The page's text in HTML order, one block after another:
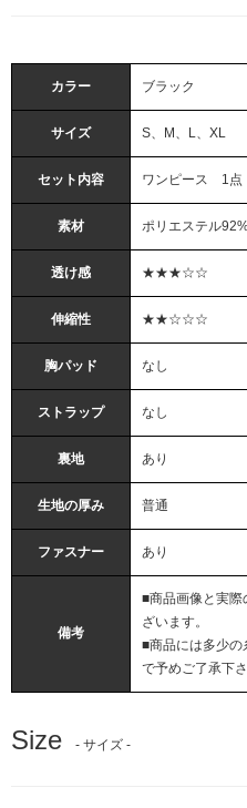
カラー ブラック
サイズ S、M、L、XL
セット内容 ワンピース 1点
素材 ポリエステル
透け感 ★★★☆☆
伸縮性 ★★☆☆☆
胸パッド なし
ストラップ なし
裏地 あり
生地の厚み 普通
ファスナー あり
備考
■商品画像と実際
ざいます。
■商品には多少の
で予めご了承下さ
Size - サイズ -